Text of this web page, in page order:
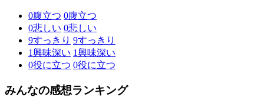
0腹立つ 0腹立つ
0悲しい 0悲しい
9すっきり 9すっきり
1興味深い 1興味深い
0役に立つ 0役に立つ
みんなの感想ランキング